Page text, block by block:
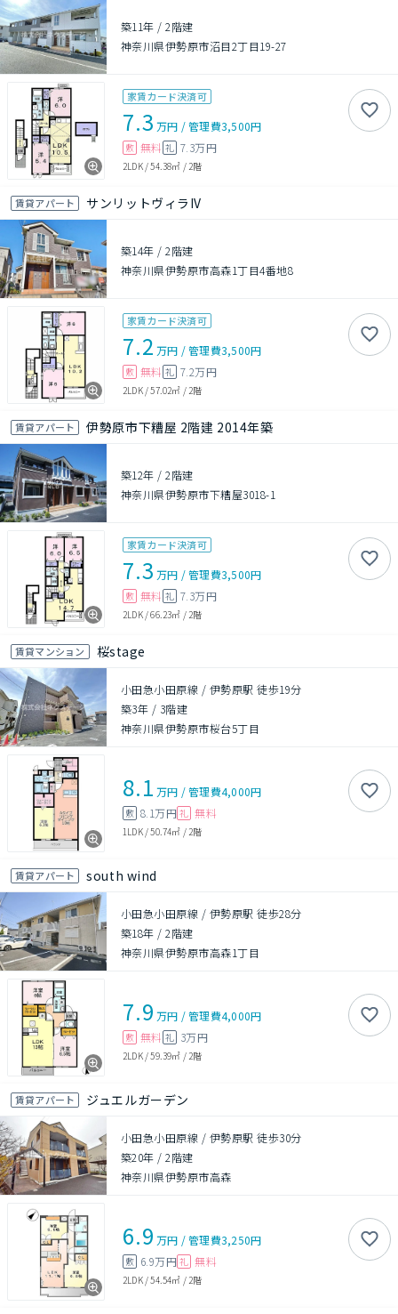
築11年 /2階建
神奈川県伊勢原市沼目2丁目19-27
家賃カード決済可
7.3 万円 /管理費3,500円
敷 無料 礼 7.3万円
2LDK/54.38㎡ /2階
賃貸アパート サンリットヴィラIV
築14年 /2階建
神奈川県伊勢原市高森1丁目4番地8
家賃カード決済可
7.2 万円 /管理費3,500円
敷 無料 礼 7.2万円
2LDK/57.02㎡ /2階
賃貸アパート 伊勢原市下糟屋 2階建 2014年築
築12年 /2階建
神奈川県伊勢原市下糟屋3018-1
家賃カード決済可
7.3 万円 /管理費3,500円
敷 無料 礼 7.3万円
2LDK/66.23㎡ /2階
賃貸マンション 桜stage
小田急小田原線 / 伊勢原駅 徒歩19分
築3年 / 3階建
神奈川県伊勢原市桜台5丁目
8.1 万円 /管理費4,000円
敷 8.1万円 礼 無料
1LDK/50.74㎡ / 2階
賃貸アパート south wind
小田急小田原線 / 伊勢原駅 徒歩28分
築18年 /2階建
神奈川県伊勢原市高森1丁目
7.9 万円 /管理費4,000円
敷 無料 礼 3万円
2LDK/59.39㎡ / 2階
賃貸アパート ジュエルガーデン
小田急小田原線 / 伊勢原駅 徒歩30分
築20年 /2階建
神奈川県伊勢原市高森
6.9 万円 /管理費3,250円
敷 6.9万円 礼 無料
2LDK/54.54㎡ / 2階